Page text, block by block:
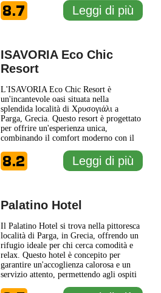
soggiorno rilassante con tutti i comfort
necessari. Le camere del Racconto sono
8.7 Leggi di più
ISAVORIA Eco Chic
Resort
L'ISAVORIA Eco Chic Resort è
un'incantevole oasi situata nella
splendida località di Χρυσογιάλι a
Parga, Grecia. Questo resort è progettato
per offrire un'esperienza unica,
combinando il comfort moderno con il
architettura contemporanea è ispirata alle
tradizioni locali, creando un'atmosfera
8.2 Leggi di più
Palatino Hotel
Il Palatino Hotel si trova nella pittoresca
località di Parga, in Grecia, offrendo un
rifugio ideale per chi cerca comodità e
relax. Questo hotel è concepito per
garantire un'accoglienza calorosa e un
servizio attento, permettendo agli ospiti